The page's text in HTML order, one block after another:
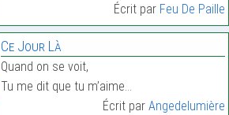
Écrit par Feu De Paille
Ce Jour Là
Quand on se voit,
Tu me dit que tu m’aime…
Écrit par Angedelumière